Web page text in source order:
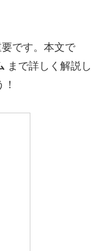
です。本文で
まで詳しく解説し